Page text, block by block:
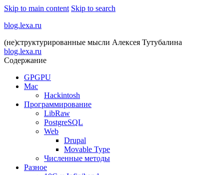
Skip to main content Skip to search
blog.lexa.ru
(не)структурированные мысли Алексея Тутубалина
blog.lexa.ru
Содержание
GPGPU
Mac
Hackintosh
Программирование
LibRaw
PostgreSQL
Web
Drupal
Movable Type
Численные методы
Разное